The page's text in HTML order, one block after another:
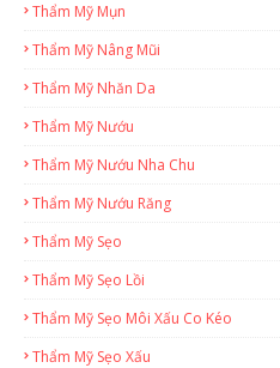
Thẩm Mỹ Mụn
Thẩm Mỹ Nâng Mũi
Thẩm Mỹ Nhăn Da
Thẩm Mỹ Nướu
Thẩm Mỹ Nướu Nha Chu
Thẩm Mỹ Nướu Răng
Thẩm Mỹ Sẹo
Thẩm Mỹ Sẹo Lồi
Thẩm Mỹ Sẹo Môi Xấu Co Kéo
Thẩm Mỹ Sẹo Xấu